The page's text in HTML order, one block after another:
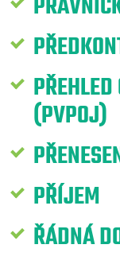
(PVPOJ)
PŘÍJEM
ŘÁDNÁ